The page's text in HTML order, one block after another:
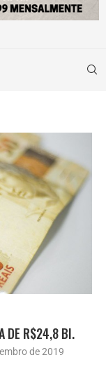
DE R$24,8 BI.
de 2019